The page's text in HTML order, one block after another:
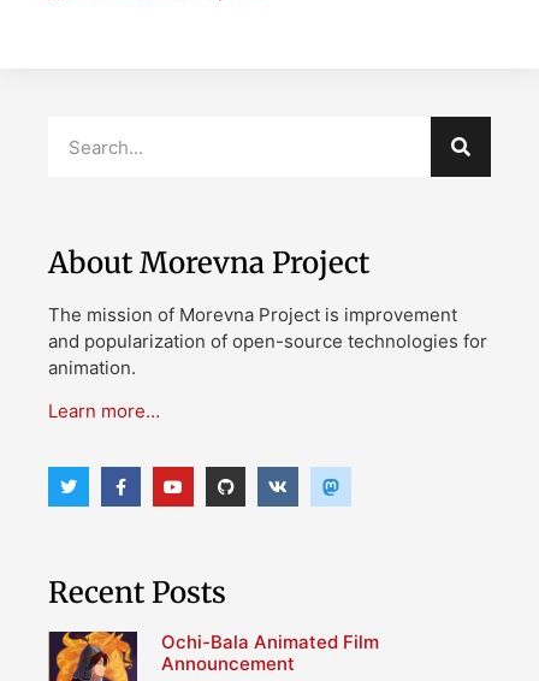
About Morevna Project
The mission of Morevna Project is improvement
and popularization of open-source technologies for
animation.
Learn more…
Recent Posts
Ochi-Bala Animated Film
Announcement